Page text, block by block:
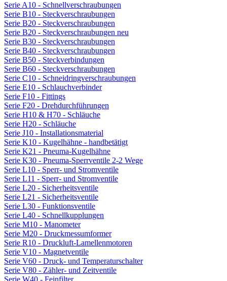
Serie A10 - Schnellverschraubungen
Serie B10 - Steckverschraubungen
Serie B20 - Steckverschraubungen
Serie B20 - Steckverschraubungen neu
Serie B30 - Steckverschraubungen
Serie B40 - Steckverschraubungen
Serie B50 - Steckverbindungen
Serie B60 - Steckverschraubungen
Serie C10 - Schneidringverschraubungen
Serie E10 - Schlauchverbinder
Serie F10 - Fittings
Serie F20 - Drehdurchführungen
Serie H10 & H70 - Schläuche
Serie H20 - Schläuche
Serie J10 - Installationsmaterial
Serie K10 - Kugelhähne - handbetätigt
Serie K21 - Pneuma-Kugelhähne
Serie K30 - Pneuma-Sperrventile 2-2 Wege
Serie L10 - Sperr- und Stromventile
Serie L11 - Sperr- und Stromventile
Serie L20 - Sicherheitsventile
Serie L21 - Sicherheitsventile
Serie L30 - Funktionsventile
Serie L40 - Schnellkupplungen
Serie M10 - Manometer
Serie M20 - Druckmessumformer
Serie R10 - Druckluft-Lamellenmotoren
Serie V10 - Magnetventile
Serie V60 - Druck- und Temperaturschalter
Serie V80 - Zähler- und Zeitventile